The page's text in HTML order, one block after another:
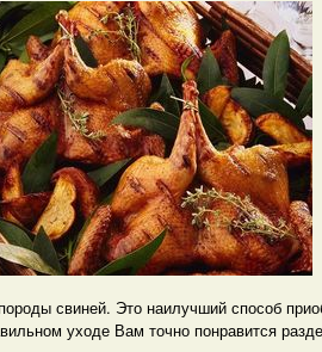
свиней. Это наилучший способ
уходе Вам точно понравится